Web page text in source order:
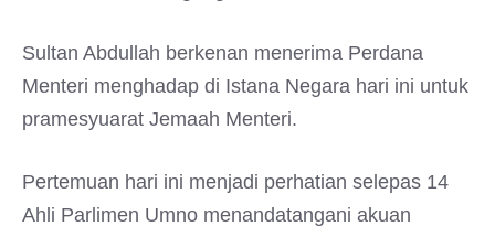
Sultan Abdullah berkenan menerima Perdana
Menteri menghadap di Istana Negara hari ini untuk
pramesyuarat Jemaah Menteri.
Pertemuan hari ini menjadi perhatian selepas 14
Ahli Parlimen Umno menandatangani akuan